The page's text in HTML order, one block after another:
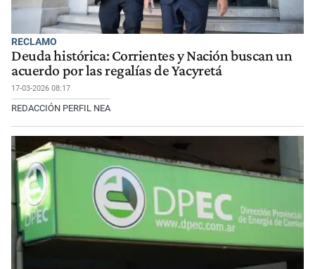
RECLAMO
Deuda histórica: Corrientes y Nación buscan un
acuerdo por las regalías de Yacyretá
17-03-2026 08:17
REDACCIÓN PERFIL NEA